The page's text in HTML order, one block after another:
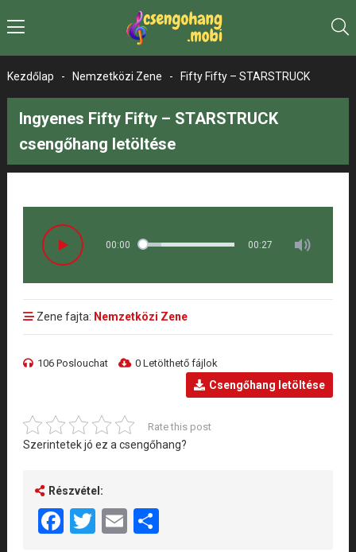
Kezdőlap - Nemzetközi Zene - Fifty Fifty – STARSTRUCK
Ingyenes Fifty Fifty – STARSTRUCK
csengőhang letöltése
00:00 00:27
Zene fajta: Nemzetközi Zene
106 Poslouchat 0 Letölthető fájlok
Csengőhang letöltése
Rate this post
Szerintetek jó ez a csengőhang?
Részvétel:
Facebook
Twitter
EmailShare